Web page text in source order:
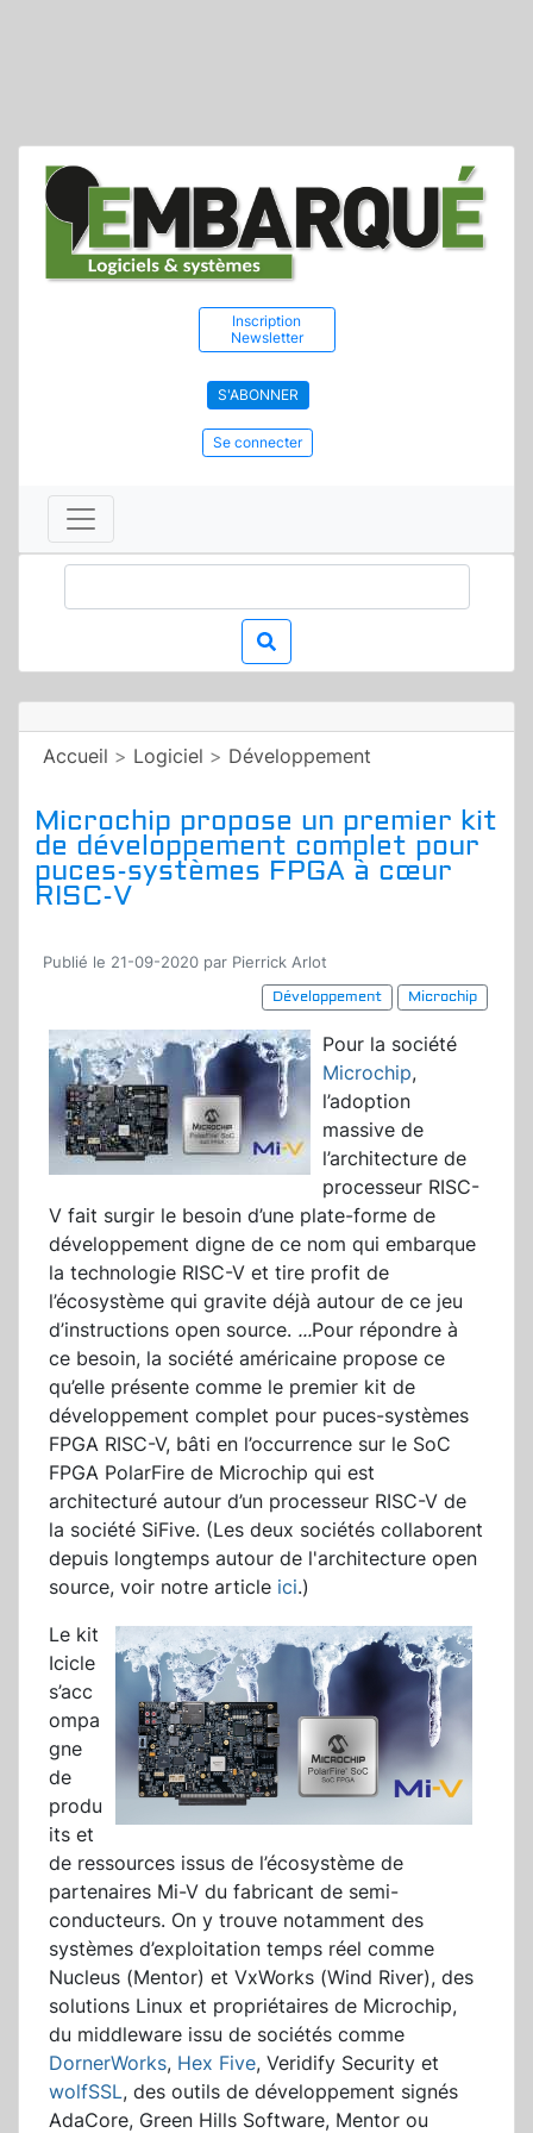
Inscription
Newsletter
S'ABONNER
Se connecter
Accueil > Logiciel > Développement
Microchip propose un premier kit
de développement complet pour
puces-systèmes FPGA à cœur
RISC-V
Publié le 21-09-2020 par Pierrick Arlot
Développement
Microchip
Pour la société
Microchip,
l’adoption
massive de
l’architecture de
processeur RISC-
V fait surgir le besoin d’une plate-forme de
développement digne de ce nom qui embarque
la technologie RISC-V et tire profit de
l’écosystème qui gravite déjà autour de ce jeu
d’instructions open source. ...Pour répondre à
ce besoin, la société américaine propose ce
qu’elle présente comme le premier kit de
développement complet pour puces-systèmes
FPGA RISC-V, bâti en l’occurrence sur le SoC
FPGA PolarFire de Microchip qui est
architecturé autour d’un processeur RISC-V de
la société SiFive. (Les deux sociétés collaborent
depuis longtemps autour de l'architecture open
source, voir notre article ici.)
Le kit
Icicle
s’acc
ompa
gne
de
produ
its et
de ressources issus de l’écosystème de
partenaires Mi-V du fabricant de semi-
conducteurs. On y trouve notamment des
systèmes d’exploitation temps réel comme
Nucleus (Mentor) et VxWorks (Wind River), des
solutions Linux et propriétaires de Microchip,
du middleware issu de sociétés comme
DornerWorks, Hex Five, Veridify Security et
wolfSSL, des outils de développement signés
AdaCore, Green Hills Software, Mentor ou